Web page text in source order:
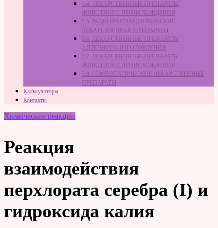
3.4. ЛЕКАРСТВЕННЫЕ ПРЕПАРАТЫ
ЖИВОТНОГО ПРОИСХОЖДЕНИЯ
3.5. РАДИОФАРМАЦЕВТИЧЕСКИЕ
ЛЕКАРСТВЕННЫЕ ПРЕПАРАТЫ
3.6. ЛЕКАРСТВЕННЫЕ ПРЕПАРАТЫ
АПТЕЧНОГО ИЗГОТОВЛЕНИЯ
3.7. ЛЕКАРСТВЕННЫЕ ПРЕПАРАТЫ
ЖИВОТНОГО ПРОИСХОЖДЕНИЯ
3.8. ГОМЕОПАТИЧЕСКИЕ ЛЕКАРСТВЕННЫЕ
ПРЕПАРАТЫ
Калькуляторы
Контакты
Химические реакции
Реакция
взаимодействия
перхлората серебра (I) и
гидроксида калия